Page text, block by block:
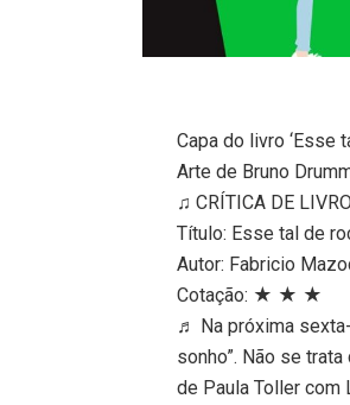
Capa do livro ‘Esse
Arte de Bruno
♫ CRÍTICA DE LIVRO
Título: Esse tal de
Autor: Fabricio
Cotação: ★ ★ ★
♬ Na próxima
sonho”. Não se
de Paula Toller